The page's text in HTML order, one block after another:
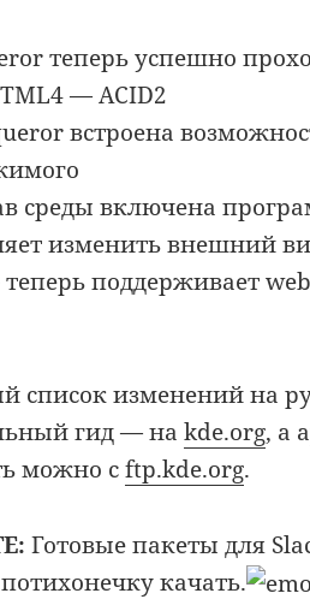
теперь успешно
— ACID2
встроена
среды включена
изменить внешний
теперь поддерживает
список изменений на
гид — наkde.org, а
можно сftp.kde.org.
Готовые пакеты для
качать.